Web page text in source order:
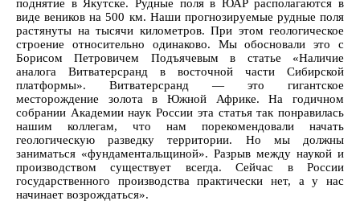
поднятие в Якутске. Рудные поля в ЮАР располагаются в
виде веников на 500 км. Наши прогнозируемые рудные поля
растянуты на тысячи километров. При этом геологическое
строение относительно одинаково. Мы обосновали это с
Борисом Петровичем Подъячевым в статье «Наличие
аналога Витватерсранд в восточной части Сибирской
платформы». Витватерсранд — это гигантское
месторождение золота в Южной Африке. На годичном
собрании Академии наук России эта статья так понравилась
нашим коллегам, что нам порекомендовали начать
геологическую разведку территории. Но мы должны
заниматься «фундаментальщиной». Разрыв между наукой и
производством существует всегда. Сейчас в России
государственного производства практически нет, а у нас
начинает возрождаться».